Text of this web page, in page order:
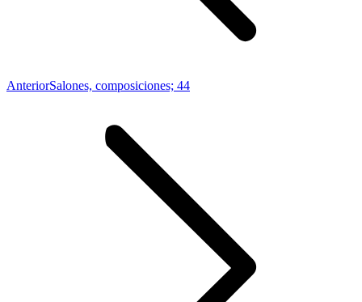
AnteriorProyecto
Salones, composiciones; 44